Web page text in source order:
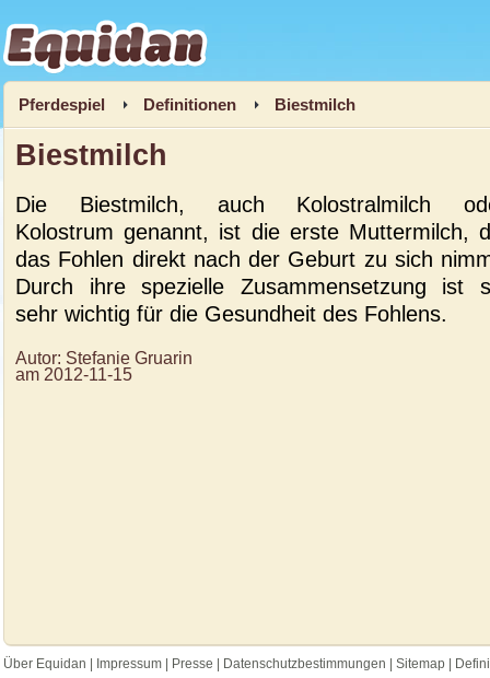
Equidan
Pferdespiel Definitionen Biestmilch
Biestmilch
Die Biestmilch, auch Kolostralmilch
Kolostrum genannt, ist die erste Muttermilch,
das Fohlen direkt nach der Geburt zu sich
Durch ihre spezielle Zusammensetzung ist
sehr wichtig für die Gesundheit des Fohlens.
Autor: Stefanie Gruarin
am 2012-11-15
Über Equidan Impressum Presse Datenschutzbestimmungen Sitemap